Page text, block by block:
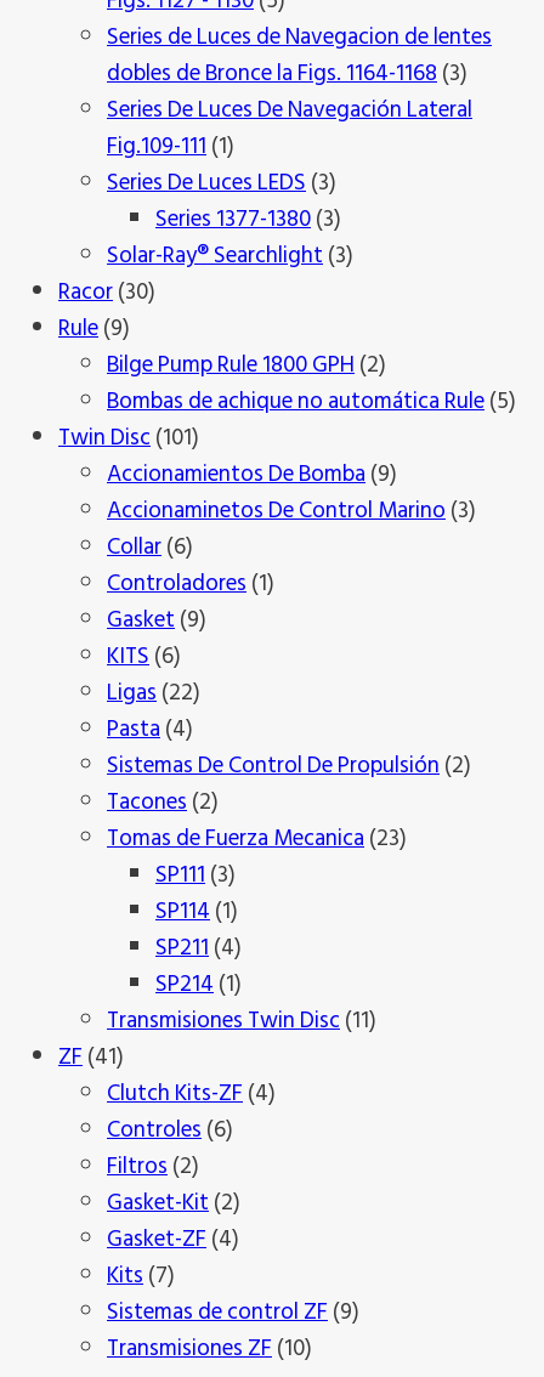
productos
Series de Luces de Navegacion de lentes
dobles de Bronce la Figs. 1164-1168 33
Series De Luces De Navegación Lateral
Fig.109-111 11
producto
Series De Luces LEDS 33
productos
Series 1377-1380 33
productos
Solar-Ray® Searchlight 33
Racor 3030
Rule 99
productos
Bilge Pump Rule 1800 GPH 22
productos
Bombas de achique no automática Rule 55
Twin Disc 101101
productos
Accionamientos De Bomba 99
productos
Accionaminetos De Control Marino 33
Collar 66
productos
Controladores 11
Gasket 99
KITS 66
productos
Ligas 2222
Pasta 44
productos
Sistemas De Control De Propulsión 22
Tacones 22
productos
Tomas de Fuerza Mecanica 2323
SP111 33
productos
SP114 11
producto
SP211 44
productos
SP214 11
producto
Transmisiones Twin Disc 1111
ZF 4141
productos
Clutch Kits-ZF 44
Controles 66
Filtros 22
productos
Gasket-Kit 22
productos
Gasket-ZF 44
Kits 77
productos
Sistemas de control ZF 99
Transmisiones ZF 1010